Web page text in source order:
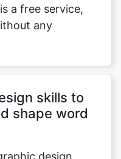
a free service,
any
skills to
shape word
design